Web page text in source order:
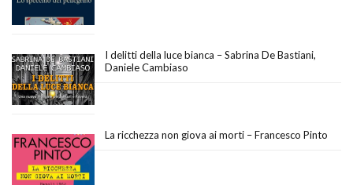
I delitti della luce bianca – Sabrina De Bastiani,
Daniele Cambiaso
La ricchezza non giova ai morti – Francesco Pinto